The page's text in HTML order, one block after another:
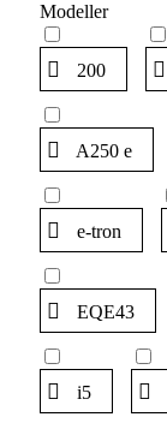
Modeller
200
A250 e
e-tron
EQE43
i5